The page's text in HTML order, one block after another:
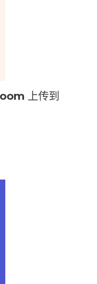
上传到